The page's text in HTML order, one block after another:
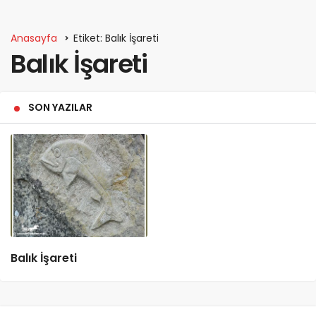
Anasayfa Etiket: Balık İşareti
Balık İşareti
SON YAZILAR
Balık İşareti